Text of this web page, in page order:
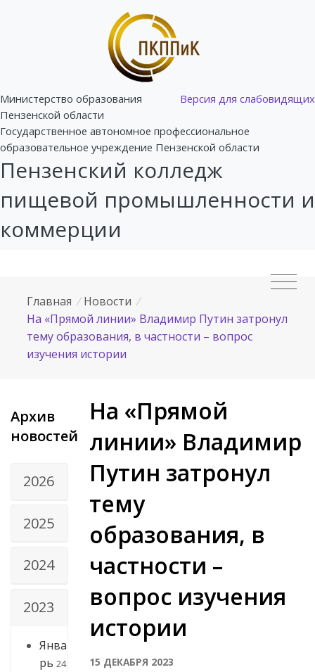
Версия для слабовидящих
Министерство образования
Пензенской области
Государственное автономное профессиональное
образовательное учреждение Пензенской области
Пензенский колледж
пищевой промышленности и
коммерции
Главная / Новости /
На «Прямой линии» Владимир Путин затронул
тему образования, в частности – вопрос
изучения истории
Архив
новостей
2026
2025
2024
2023
Янва
рь 24
На «Прямой
линии» Владимир
Путин затронул
тему
образования, в
частности –
вопрос изучения
истории
15 ДЕКАБРЯ 2023